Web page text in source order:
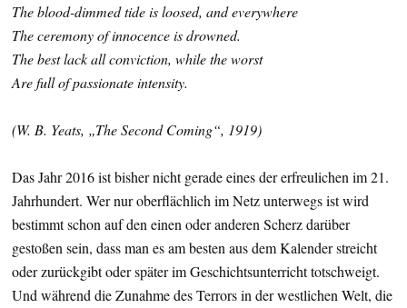
The blood-dimmed tide is loosed, and everywhere
The ceremony of innocence is drowned.
The best lack all conviction, while the worst
Are full of passionate intensity.
(W. B. Yeats, „The Second Coming“, 1919)
Das Jahr 2016 ist bisher nicht gerade eines der erfreulichen im 21.
Jahrhundert. Wer nur oberflächlich im Netz unterwegs ist wird
bestimmt schon auf den einen oder anderen Scherz darüber
gestoßen sein, dass man es am besten aus dem Kalender streicht
oder zurückgibt oder später im Geschichtsunterricht totschweigt.
Und während die Zunahme des Terrors in der westlichen Welt, die